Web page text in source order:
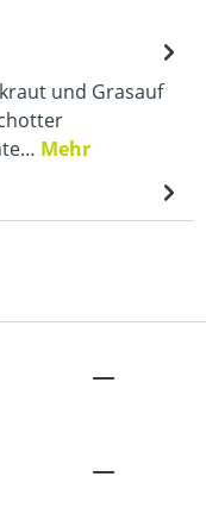
und Grasauf
Mehr